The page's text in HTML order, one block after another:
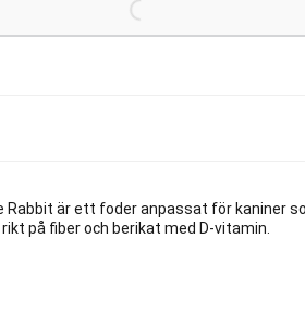
Rabbit är ett foder anpassat för kaniner
på fiber och berikat med D-vitamin.
Loading...